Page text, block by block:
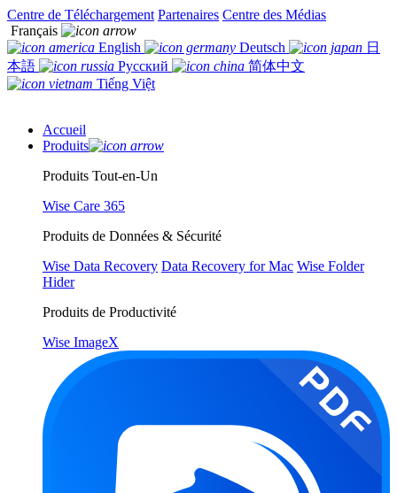
Centre de Téléchargement Partenaires Centre des Médias
Français
English
Deutsch
日
本語
Русский
简体中文
Tiếng Việt
Accueil
Produits
Produits Tout-en-Un
Wise Care 365
Produits de Données & Sécurité
Wise Data Recovery Data Recovery for Mac Wise Folder
Hider
Produits de Productivité
Wise ImageX